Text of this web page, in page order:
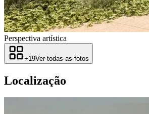
Perspectiva artística
+19Ver todas as fotos
Localização